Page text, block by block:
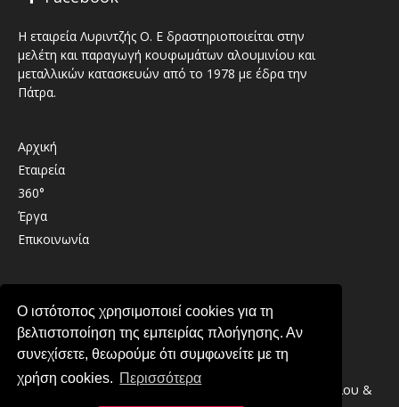
Ο ιστότοπος χρησιμοποιεί cookies για τη
βελτιστοποίηση της εμπειρίας πλοήγησης. Αν
συνεχίσετε, θεωρούμε ότι συμφωνείτε με τη
χρήση cookies. Περισσότερα
Η εταιρεία Λυριντζής Ο. Ε δραστηριοποιείται στην
μελέτη και παραγωγή κουφωμάτων αλουμινίου και
μεταλλικών κατασκευών από το 1978 με έδρα την
Πάτρα.
Αρχική
Εταιρεία
360°
Έργα
Επικοινωνία
2610 439489
info@lirintzis.gr
Copyright © 2026 · Λυριντζής Ο.Ε. Συστήματα Αλουμινίου &